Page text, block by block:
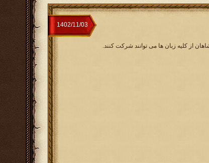
‏1402/11/03
از کلیه زبان ها می توانند شرکت کنند.